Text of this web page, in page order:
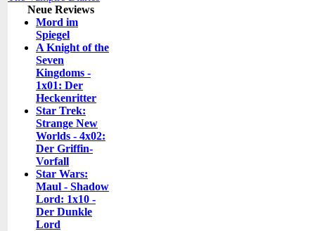
Neue Reviews
Mord im
Spiegel
A Knight of the
Seven
Kingdoms -
1x01: Der
Heckenritter
Star Trek:
Strange New
Worlds - 4x02:
Der Griffin-
Vorfall
Star Wars:
Maul - Shadow
Lord: 1x10 -
Der Dunkle
Lord